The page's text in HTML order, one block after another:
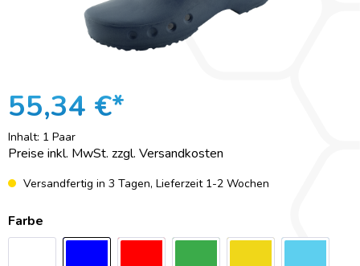
55,34 €*
Inhalt: 1 Paar
Preise inkl. MwSt. zzgl. Versandkosten
Versandfertig in 3 Tagen, Lieferzeit 1-2 Wochen
Farbe